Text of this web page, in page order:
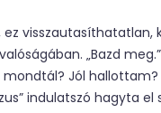
visszautasíthatatlan,
„Bazd
Jól hallottam?
indulatszó hagyta